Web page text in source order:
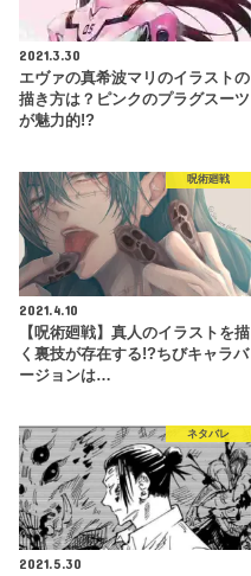
2021.3.30
エヴァの真希波マリのイラストの
描き方は？ピンクのプラグスーツ
が魅力的!?
呪術廻戦
2021.4.10
【呪術廻戦】真人のイラストを描
く裏技が存在する!?ちびキャラバ
ージョンは…
ネタバレ
2021.5.30